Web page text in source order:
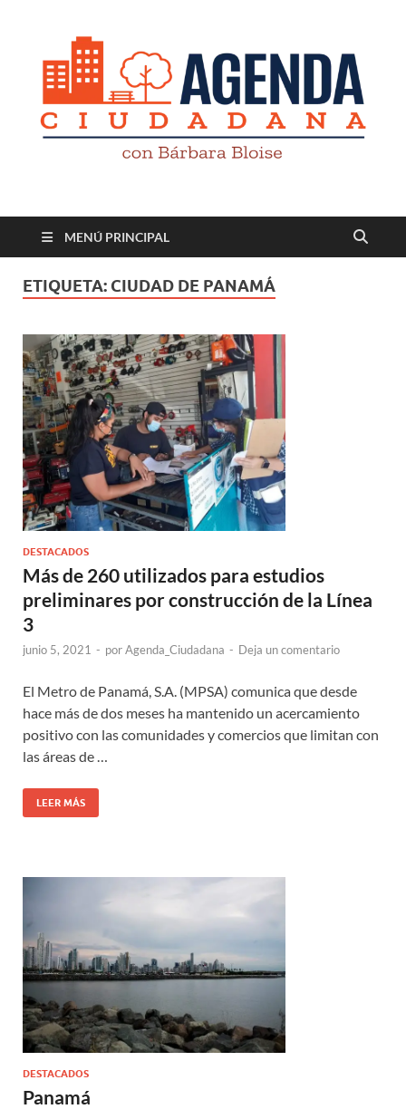
Revista digital
MENÚ PRINCIPAL
ETIQUETA: CIUDAD DE PANAMÁ
DESTACADOS
Más de 260 utilizados para estudios
preliminares por construcción de la Línea
3
junio 5, 2021 - porAgenda_Ciudadana - Deja un comentario
El Metro de Panamá, S.A. (MPSA) comunica que desde
hace más de dos meses ha mantenido un acercamiento
positivo con las comunidades y comercios que limitan con
las áreas de …
LEER MÁS
DESTACADOS
Panamá